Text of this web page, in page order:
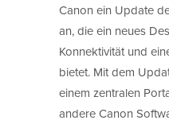
Canon ein Update
an, die ein neues
Konnektivität und
bietet. Mit dem
einem zentralen
andere Canon